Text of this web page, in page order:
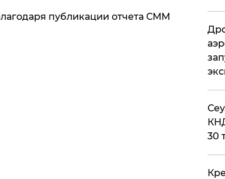
публикации отчета СММ
30